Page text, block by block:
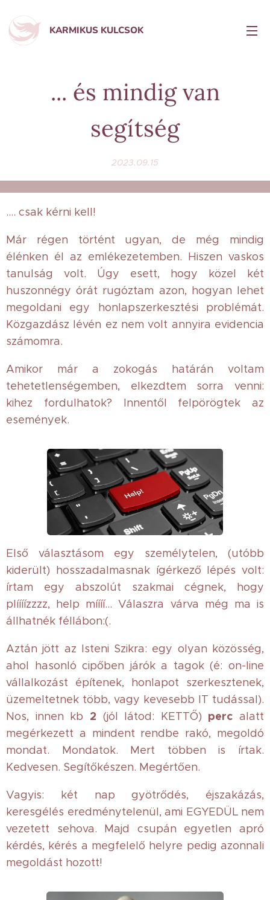
KARMIKUS KULCSOK
... és mindig van
segítség
2023.09.15
.... csak kérni kell!
Már régen történt ugyan, de még mindig
élénken él az emlékezetemben. Hiszen vaskos
tanulság volt. Úgy esett, hogy közel két
huszonnégy órát rugóztam azon, hogyan lehet
megoldani egy honlapszerkesztési problémát.
Közgazdász lévén ez nem volt annyira evidencia
számomra.
Amikor már a zokogás határán voltam
tehetetlenségemben, elkezdtem sorra venni:
kihez fordulhatok? Innentől felpörögtek az
események.
Első választásom egy személytelen, (utóbb
kiderült) hosszadalmasnak ígérkező lépés volt:
írtam egy abszolút szakmai cégnek, hogy
plíííízzzz, help míííí... Válaszra várva még ma is
állhatnék féllábon:(.
Aztán jött az Isteni Szikra: egy olyan közösség,
ahol hasonló cipőben járók a tagok (é: on-line
vállalkozást építenek, honlapot szerkesztenek,
üzemeltetnek több, vagy kevesebb IT tudással).
Nos, innen kb 2 (jól látod: KETTŐ) perc alatt
megérkezett a mindent rendbe rakó, megoldó
mondat. Mondatok. Mert többen is írtak.
Kedvesen. Segítőkészen. Megértően.
Vagyis: két nap gyötrődés, éjszakázás,
keresgélés eredménytelenül, ami EGYEDÜL nem
vezetett sehova. Majd csupán egyetlen apró
kérdés, kérés a megfelelő helyre pedig azonnali
megoldást hozott!